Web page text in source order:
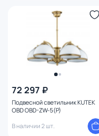
72 297 ₽
Подвесной светильник KUTEK
OBD OBD-ZW-5(P)
В наличии 2 шт.